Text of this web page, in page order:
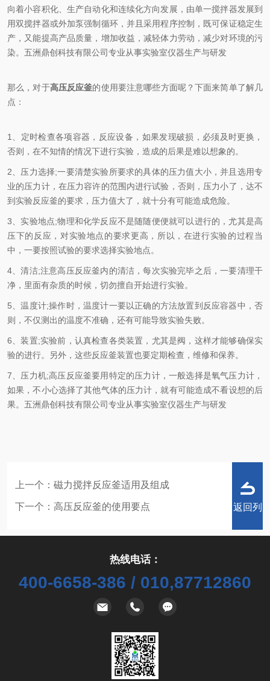
向着小容积化、生产自动化和连续化方向发展，由单一搅拌器发展到
用双搅拌器或外加泵强制循环，并且采用程序控制，既可保证稳定生
产，又能提高产品质量，增加收益，减轻体力劳动，减少对环境的污
染。五洲鼎创科技有限公司专业从事实验室仪器生产与研发
那么，对于高压反应釜的使用要注意哪些方面呢？下面来简单了解几
点：
1、定时检查各项容器，反应设备，如果发现破损，必须及时更换，
否则，在不知情的情况下进行实验，造成的后果是难以想象的。
2、压力选择;一要清楚实验所要求的具体的压力值大小，并且选用专
业的压力计，在压力容许的范围内进行试验，否则，压力小了，达不
到实验反应釜的要求，压力值大了，就十分有可能造成危险。
3、实验地点;物理和化学反应不是随随便便就可以进行的，尤其是高
压下的反应，对实验地点的要求更高，所以，在进行实验的过程当
中，一要按照试验的要求选择实验地点。
4、清洁;注意高压反应釜内的清洁，每次实验完毕之后，一要清理干
净，里面有杂质的时候，切勿擅自开始进行实验。
5、温度计;操作时，温度计一要以正确的方法放置到反应容器中，否
则，不仅测出的温度不准确，还有可能导致实验失败。
6、装置;实验前，认真检查各类装置，尤其是阀，这样才能够确保实
验的进行。另外，这些反应釜装置也要定期检查，维修和保养。
7、压力机;高压反应釜要用特定的压力计，一般选择是氧气压力计，
如果，不小心选择了其他气体的压力计，就有可能造成不看设想的后
果。五洲鼎创科技有限公司专业从事实验室仪器生产与研发
上一个： 磁力搅拌反应釜适用及组成
下一个： 高压反应釜的使用要点 返回列
热线电话：
400-6658-386 / 010,87712860